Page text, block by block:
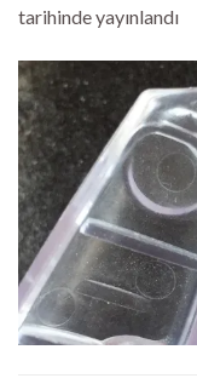
tarihinde yayınlandı